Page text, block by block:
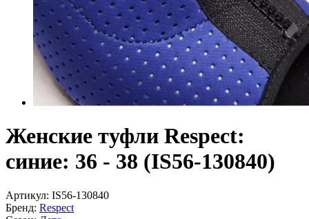
Женские туфли Respect:
синие: 36 - 38 (IS56-130840)
Артикул: IS56-130840
Бренд: Respect